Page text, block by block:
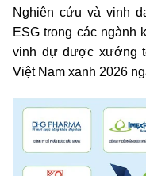
Nghiên cứu và vinh
ESG trong các ngành
vinh dự được xướng
Việt Nam xanh 2026